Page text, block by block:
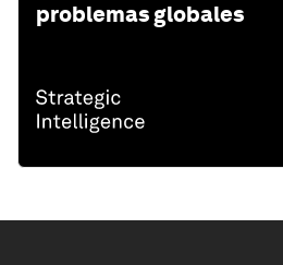
problemas globales